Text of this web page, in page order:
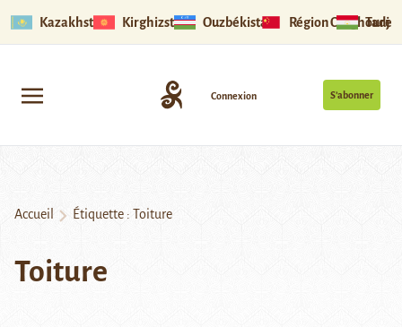
Kazakhstan Kirghizstan Ouzbékistan Région Ouïghoure
S’abonner
Connexion
Accueil Étiquette : Toiture
Toiture